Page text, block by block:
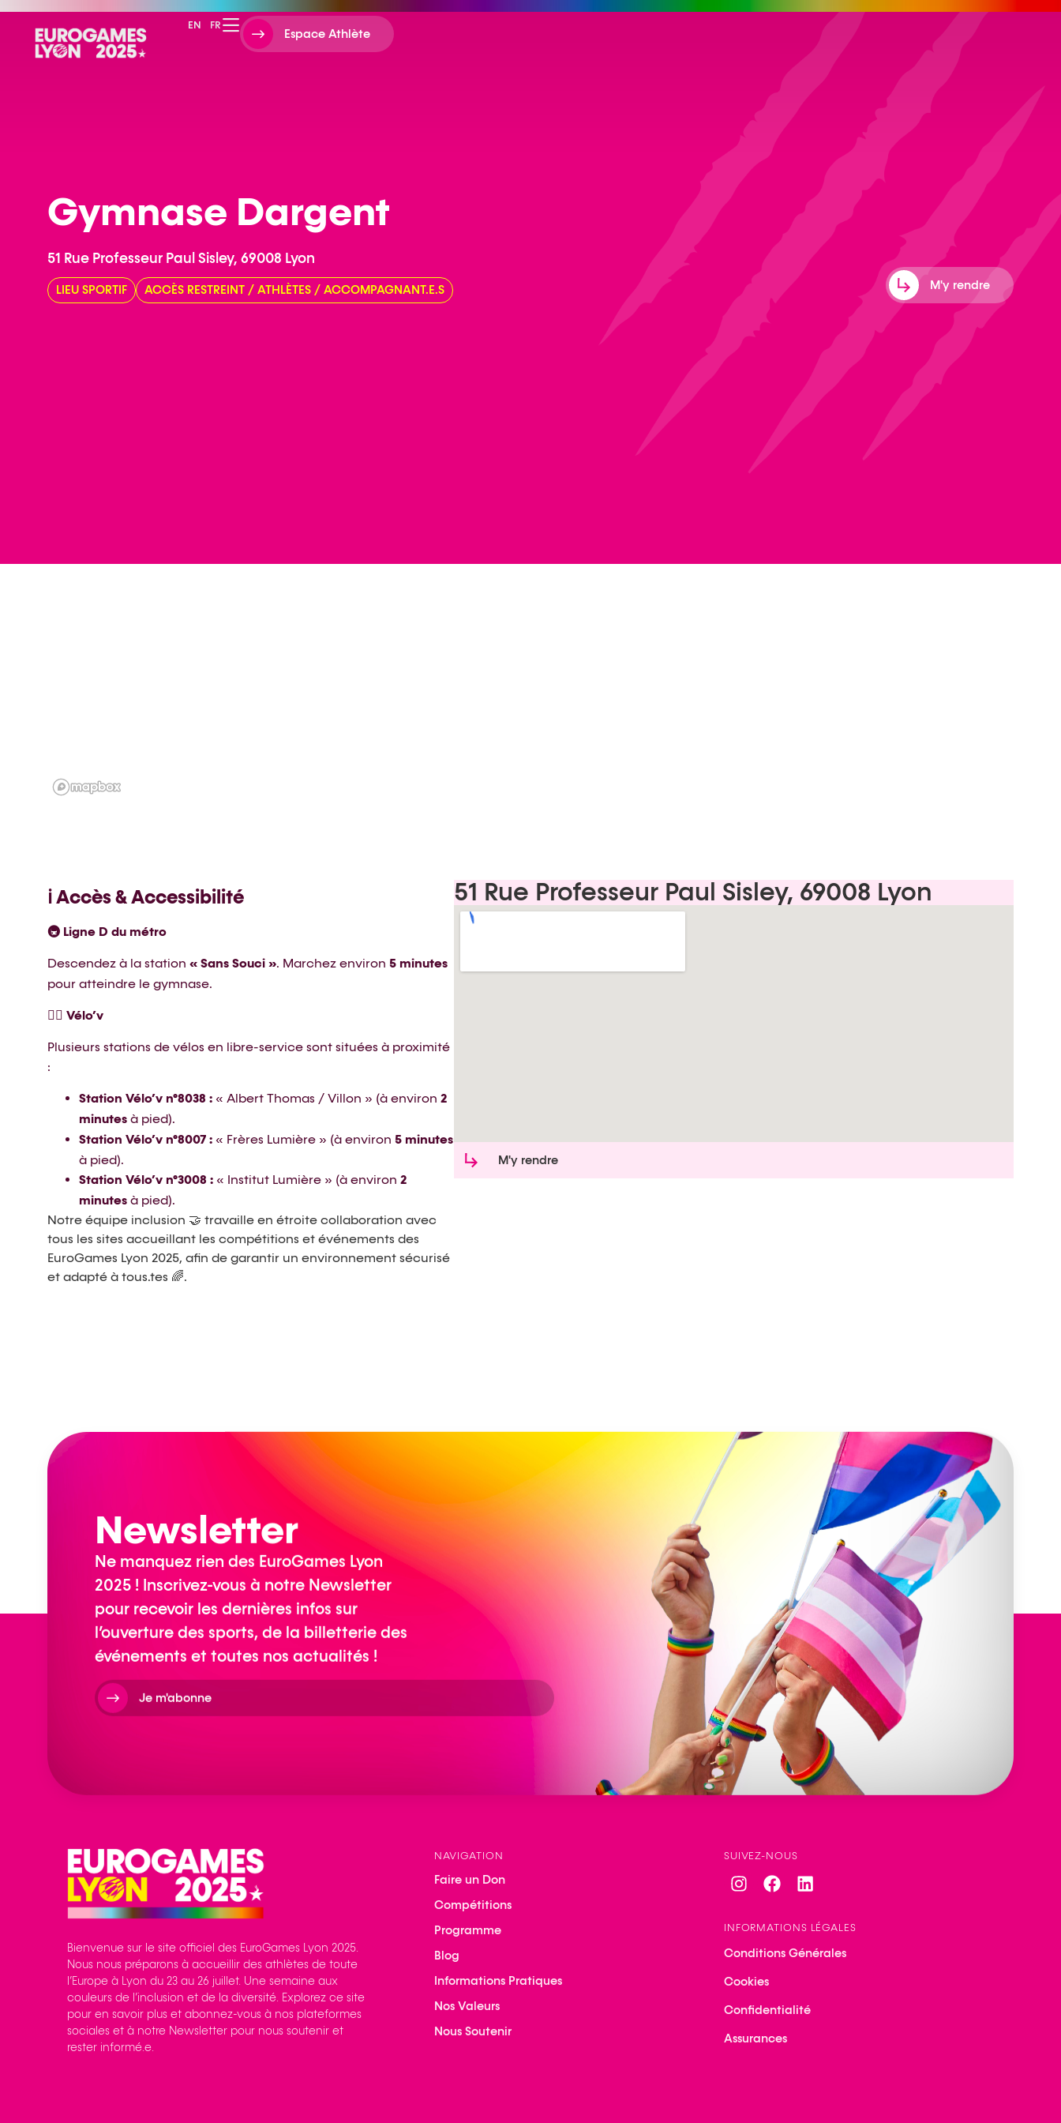
EN FR
Espace Athlète
Gymnase Dargent
51 Rue Professeur Paul Sisley, 69008 Lyon
LIEU SPORTIF ACCÈS RESTREINT / ATHLÈTES / ACCOMPAGNANT.E.S M'y rendre
ℹ️ Accès & Accessibilité
🚇 Ligne D du métro
Descendez à la station « Sans Souci ». Marchez environ 5 minutes
pour atteindre le gymnase.
🚴‍♀️ Vélo’v
Plusieurs stations de vélos en libre-service sont situées à proximité
:
Station Vélo’v n°8038 : « Albert Thomas / Villon » (à environ 2
minutes à pied).
Station Vélo’v n°8007 : « Frères Lumière » (à environ 5 minutes
à pied).
Station Vélo’v n°3008 : « Institut Lumière » (à environ 2
minutes à pied).
Notre équipe inclusion 🤝 travaille en étroite collaboration avec
tous les sites accueillant les compétitions et événements des
EuroGames Lyon 2025, afin de garantir un environnement sécurisé
et adapté à tous.tes 🌈.
51 Rue Professeur Paul Sisley, 69008 Lyon
M'y rendre
Newsletter
Ne manquez rien des EuroGames Lyon
2025 ! Inscrivez-vous à notre Newsletter
pour recevoir les dernières infos sur
l’ouverture des sports, de la billetterie des
événements et toutes nos actualités !
Je m'abonne
Bienvenue sur le site officiel des EuroGames Lyon 2025.
Nous nous préparons à accueillir des athlètes de toute
l’Europe à Lyon du 23 au 26 juillet. Une semaine aux
couleurs de l’inclusion et de la diversité. Explorez ce site
pour en savoir plus et abonnez-vous à nos plateformes
sociales et à notre Newsletter pour nous soutenir et
rester informé.e.
NAVIGATION
Faire un Don
Compétitions
Programme
Blog
Informations Pratiques
Nos Valeurs
Nous Soutenir
SUIVEZ-NOUS
INFORMATIONS LÉGALES
Conditions Générales
Cookies
Confidentialité
Assurances